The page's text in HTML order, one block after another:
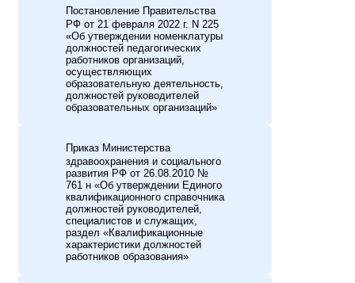
Постановление Правительства
РФ от 21 февраля 2022 г. N 225
«Об утверждении номенклатуры
должностей педагогических
работников организаций,
осуществляющих
образовательную деятельность,
должностей руководителей
образовательных организаций»
Приказ Министерства
здравоохранения и социального
развития РФ от 26.08.2010 №
761 н «Об утверждении Единого
квалификационного справочника
должностей руководителей,
специалистов и служащих,
раздел «Квалификационные
характеристики должностей
работников образования»